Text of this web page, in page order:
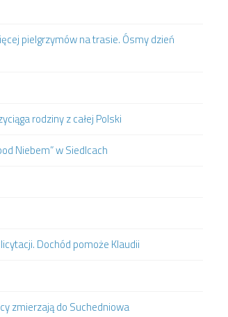
pielgrzymów na trasie. Ósmy dzień
rodziny z całej Polski
Niebem” w Siedlcach
Dochód pomoże Klaudii
zmierzają do Suchedniowa